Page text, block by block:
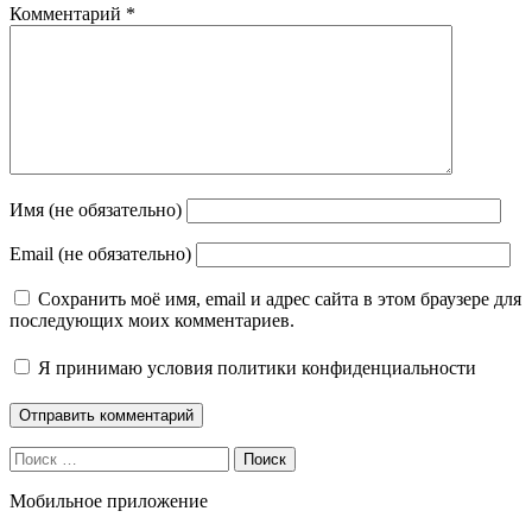
Комментарий *
Имя (не обязательно)
Email (не обязательно)
Сохранить моё имя, email и адрес сайта в этом браузере для
последующих моих комментариев.
Я принимаю условия политики конфиденциальности
Поиск
Мобильное приложение